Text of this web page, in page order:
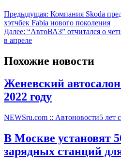
Предыдущая: Компания Skoda
хэтчбек Fabia нового поколения
Далее: “АвтоВАЗ” отчитался о
в апреле
Похожие новости
Женевский
2022 году
NEWSru.com :: Автоновости5 лет
В Москве установят
зарядных станций